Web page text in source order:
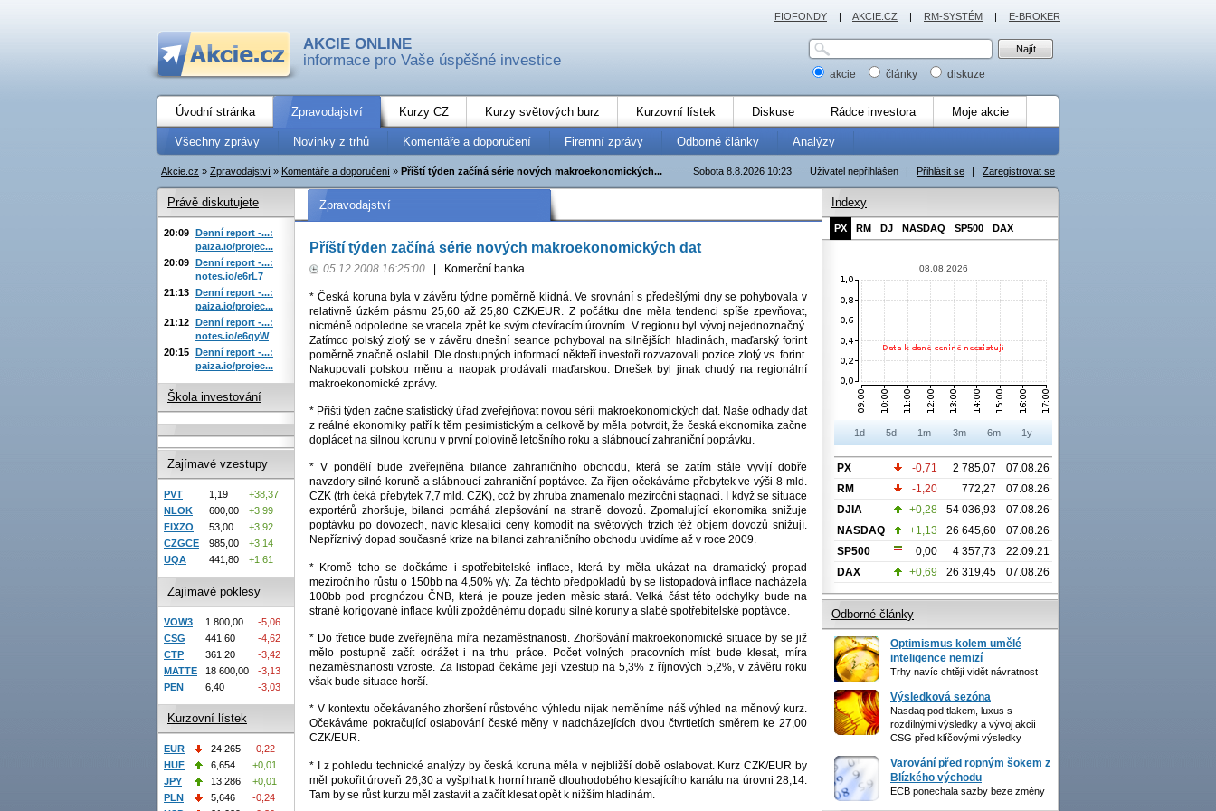
AKCIE ONLINE
informace pro Vaše úspěšné investice
akcie články diskuze
Úvodní stránka Zpravodajství Kurzy CZ Kurzy světových burz Kurzovní lístek Diskuse Rádce investora Moje akcie
Všechny zprávy Novinky z trhů Komentáře a doporučení Firemní zprávy Odborné články Analýzy
Uživatel nepřihlášen | Přihlásit se | Zaregistrovat se
Sobota 8.8.2026 10:23
Akcie.cz » Zpravodajství » Komentáře a doporučení » Příští týden začíná série nových makroekonomických...
Zpravodajství
Příští týden začíná série nových makroekonomických dat
05.12.2008 16:25:00 Komerční banka
* Česká koruna byla v závěru týdne poměrně klidná. Ve srovnání s předešlými dny se pohybovala v
relativně úzkém pásmu 25,60 až 25,80 CZK/EUR. Z počátku dne měla tendenci spíše zpevňovat,
nicméně odpoledne se vracela zpět ke svým otevíracím úrovním. V regionu byl vývoj nejednoznačný.
Zatímco polský zlotý se v závěru dnešní seance pohyboval na silnějších hladinách, maďarský forint
poměrně značně oslabil. Dle dostupných informací někteří investoři rozvazovali pozice zlotý vs. forint.
Nakupovali polskou měnu a naopak prodávali maďarskou. Dnešek byl jinak chudý na regionální
makroekonomické zprávy.
* Příští týden začne statistický úřad zveřejňovat novou sérii makroekonomických dat. Naše odhady dat
z reálné ekonomiky patří k těm pesimistickým a celkově by měla potvrdit, že česká ekonomika začne
doplácet na silnou korunu v první polovině letošního roku a slábnoucí zahraniční poptávku.
* V pondělí bude zveřejněna bilance zahraničního obchodu, která se zatím stále vyvíjí dobře
navzdory silné koruně a slábnoucí zahraniční poptávce. Za říjen očekáváme přebytek ve výši 8 mld.
CZK (trh čeká přebytek 7,7 mld. CZK), což by zhruba znamenalo meziroční stagnaci. I když se situace
exportérů zhoršuje, bilanci pomáhá zlepšování na straně dovozů. Zpomalující ekonomika snižuje
poptávku po dovozech, navíc klesající ceny komodit na světových trzích též objem dovozů snižují.
Nepříznivý dopad současné krize na bilanci zahraničního obchodu uvidíme až v roce 2009.
* Kromě toho se dočkáme i spotřebitelské inflace, která by měla ukázat na dramatický propad
meziročního růstu o 150bb na 4,50% y/y. Za těchto předpokladů by se listopadová inflace nacházela
100bb pod prognózou ČNB, která je pouze jeden měsíc stará. Velká část této odchylky bude na
straně korigované inflace kvůli zpožděnému dopadu silné koruny a slabé spotřebitelské poptávce.
* Do třetice bude zveřejněna míra nezaměstnanosti. Zhoršování makroekonomické situace by se již
mělo postupně začít odrážet i na trhu práce. Počet volných pracovních míst bude klesat, míra
nezaměstnanosti vzroste. Za listopad čekáme její vzestup na 5,3% z říjnových 5,2%, v závěru roku
však bude situace horší.
* V kontextu očekávaného zhoršení růstového výhledu nijak neměníme náš výhled na měnový kurz.
Očekáváme pokračující oslabování české měny v nadcházejících dvou čtvrtletích směrem ke 27,00
CZK/EUR.
* I z pohledu technické analýzy by česká koruna měla v nejbližší době oslabovat. Kurz CZK/EUR by
měl pokořit úroveň 26,30 a vyšplhat k horní hraně dlouhodobého klesajícího kanálu na úrovni 28,14.
Tam by se růst kurzu měl zastavit a začít klesat opět k nižším hladinám.
Právě diskutujete
20:09 Denní report -...:
paiza.io/projec...
20:09 Denní report -...:
notes.io/e6rL7
21:13 Denní report -...:
paiza.io/projec...
21:12 Denní report -...:
notes.io/e6qyW
20:15 Denní report -...:
paiza.io/projec...
Škola investování
Zajímavé vzestupy
PVT 1,19
+38,37
NLOK
600,00
+3,99
FIXZO
53,00
+3,92
CZGCE
985,00
+3,14
UQA
441,80 +1,61
Zajímavé poklesy
VOW3 1 800,00
-5,06
CSG
441,60
-4,62
CTP
361,20
-3,42
MATTE
18 600,00
-3,13
PEN
6,40 -3,03
Kurzovní lístek
EUR 24,265
-0,22
HUF
6,654
+0,01
JPY
13,286
+0,01
PLN
5,646
-0,24
Indexy
PX RM DJ NASDAQ SP500 DAX
08.08.2026
1d 5d 1m 3m 6m 1y
PX -0,71 2 785,07
07.08.26
RM
-1,20 772,27
07.08.26
DJIA
+0,28 54 036,93
07.08.26
NASDAQ
+1,13 26 645,60
07.08.26
SP500
0,00 4 357,73
22.09.21
DAX
+0,69 26 319,45 07.08.26
Odborné články
Optimismus kolem umělé
inteligence nemizí
Trhy navíc chtějí vidět návratnost
Výsledková sezóna
Nasdaq pod tlakem, luxus s
rozdílnými výsledky a vývoj akcií
CSG před klíčovými výsledky
Varování před ropným šokem z
Blízkého východu
ECB ponechala sazby beze změny
FIOFONDY | AKCIE.CZ | RM-SYSTÉM | E-BROKER